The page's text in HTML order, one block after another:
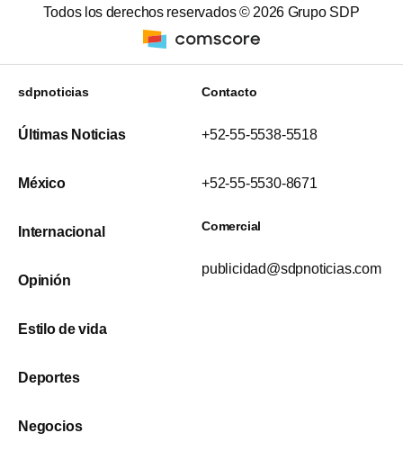
Todos los derechos reservados © 2026 Grupo SDP
sdpnoticias
Últimas Noticias
México
Internacional
Opinión
Estilo de vida
Deportes
Negocios
Contacto
+52-55-5538-5518
+52-55-5530-8671
Comercial
publicidad@sdpnoticias.com